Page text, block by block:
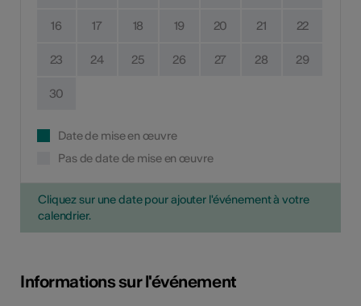
16 17 18 19 20 21 22
23 24 25 26 27 28 29
30
Date de mise en œuvre
Pas de date de mise en œuvre
Cliquez sur une date pour ajouter l'événement à votre
calendrier.
Informations sur l'événement